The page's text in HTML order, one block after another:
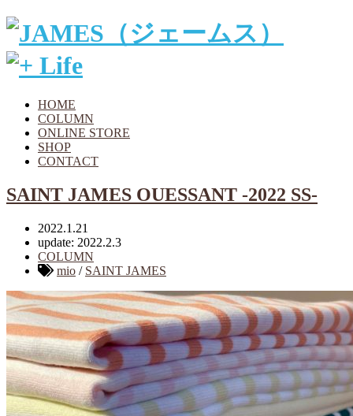
HOME
COLUMN
ONLINE STORE
SHOP
CONTACT
SAINT JAMES OUESSANT -2022 SS-
2022.1.21
update: 2022.2.3
COLUMN
mio / SAINT JAMES